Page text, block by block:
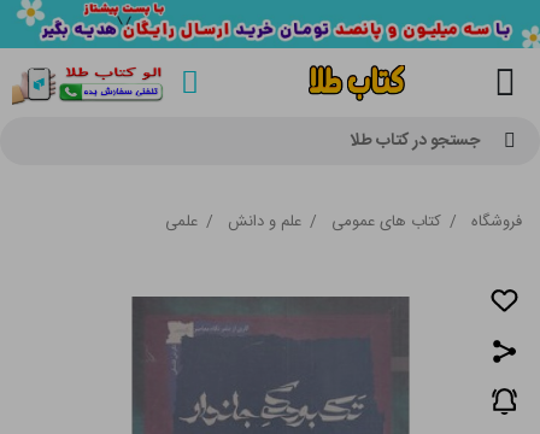
جستجو در کتاب طلا
فروشگاه / کتاب های عمومی / علم و دانش / علمی